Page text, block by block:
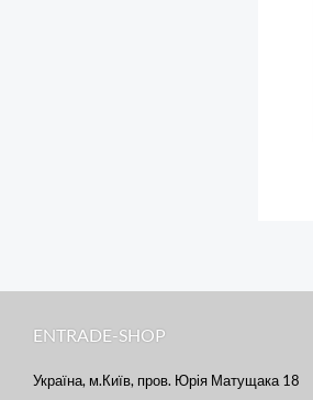
ENTRADE-SHOP
Україна, м.Київ, пров. Юрія Матущака 18